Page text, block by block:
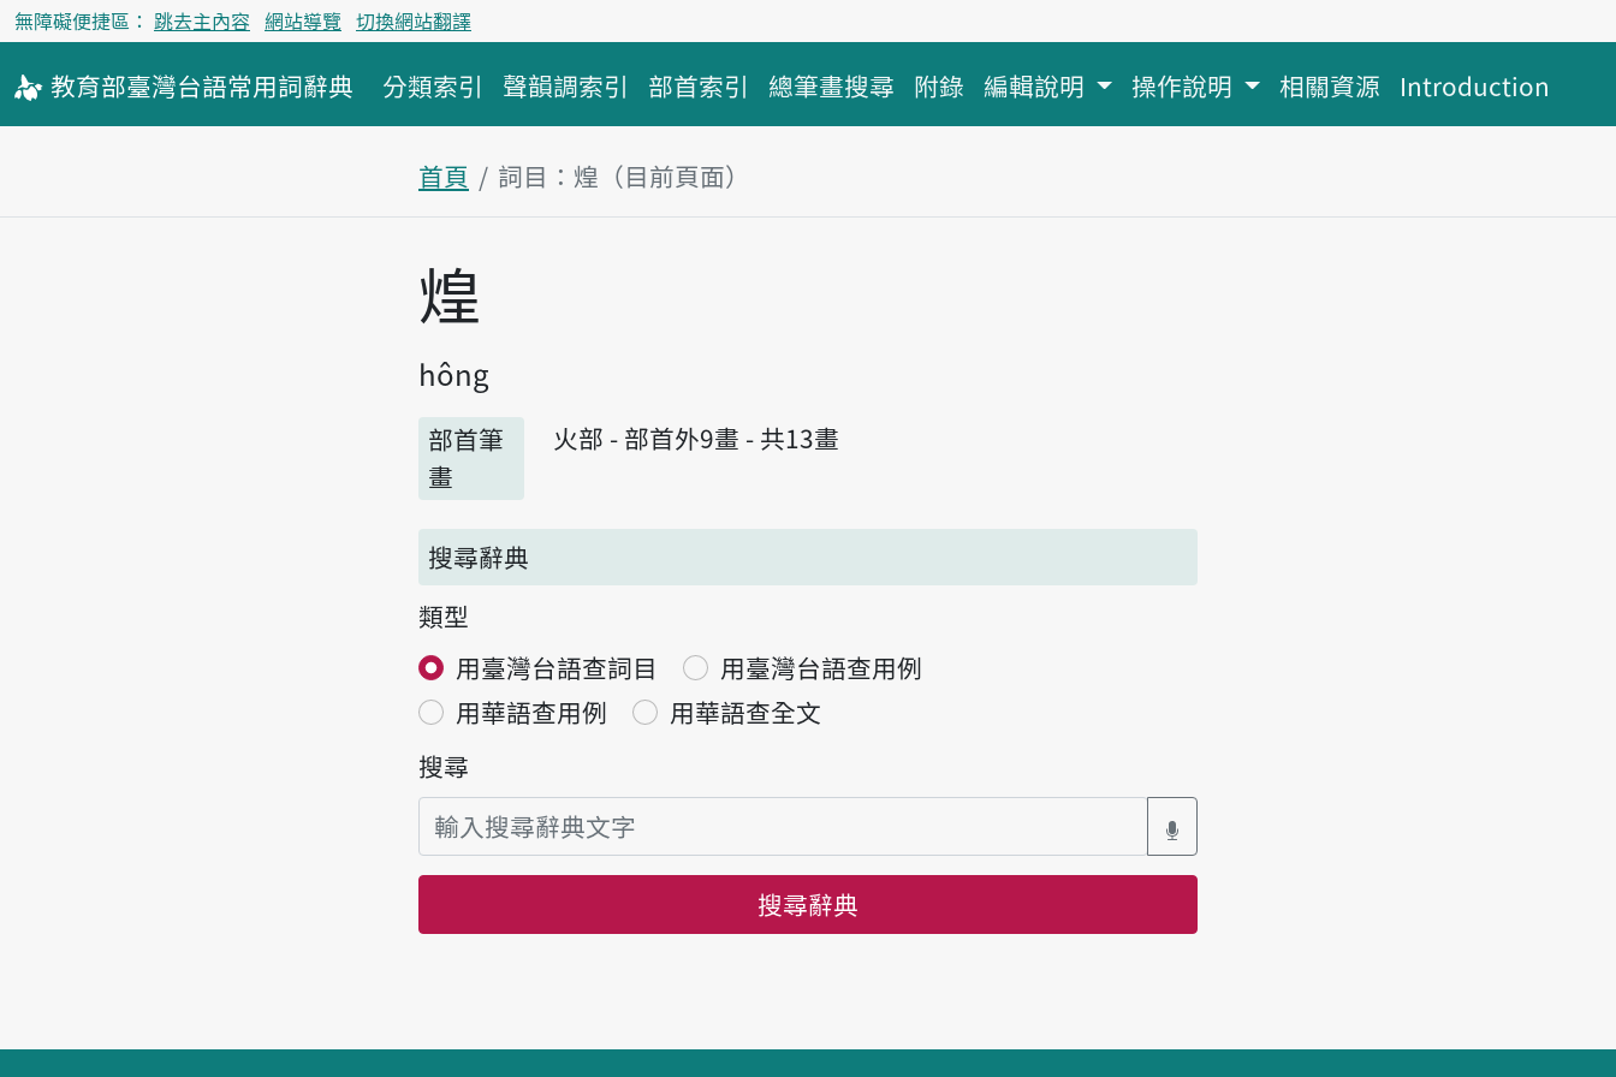
無障礙便捷區： 跳去主內容 網站導覽 切換網站翻譯
教育部臺灣台語常用詞辭典 分類索引 聲韻調索引 部首索引 總筆畫搜尋 附錄 編輯說明 操作說明 相關資源 Introduction
首頁 詞目：煌（目前頁面）
主內容區塊
煌
hông
部首筆
畫
火部 - 部首外9畫 - 共13畫
搜尋辭典
類型
用臺灣台語查詞目
用臺灣台語查用例
用華語查用例
用華語查全文
搜尋
搜尋辭典